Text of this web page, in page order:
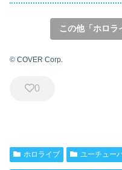
この他「ホロラ
© COVER Corp.
0
ホロライブ ユーチュー